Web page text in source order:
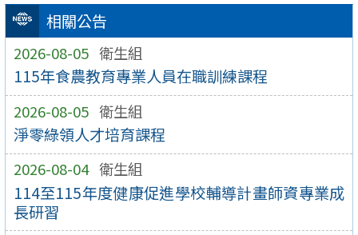
相關公告
2026-08-05 衛生組
115年食農教育專業人員在職訓練課程
2026-08-05 衛生組
淨零綠領人才培育課程
2026-08-04 衛生組
114至115年度健康促進學校輔導計畫師資專業成
長研習